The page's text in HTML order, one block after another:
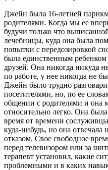
Джейн была 16-летней
родителями. Когда мы ее
будучи только что
лечебницы, куда она была
попытки с передозировкой
была единственным
друзей. Она никогда никуда
по работе, у нее никогда не
Джейн было трудно
посетителями, но, по ее
общении с родителями и она
относительно легко. Она
время от времени
куда-нибудь, но она
отказом. Свое свободное
перед телевизором или за
терапевт установил, какие
проблемными и в каких